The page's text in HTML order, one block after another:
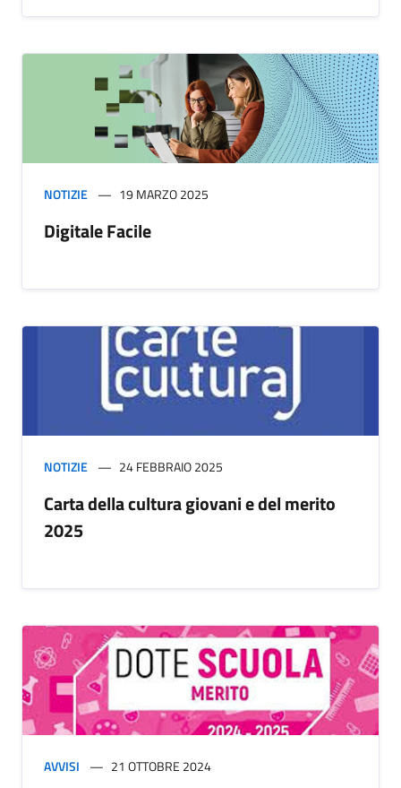
NOTIZIE 19 MARZO 2025
Digitale Facile
NOTIZIE 24 FEBBRAIO 2025
Carta della cultura giovani e del merito
2025
AVVISI 21 OTTOBRE 2024